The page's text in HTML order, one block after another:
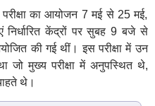
परीक्षा का आयोजन 7 मई से 25 मई,
निर्धारित केंद्रों पर सुबह 9 बजे से
की गई थीं। इस परीक्षा में उन
जो मुख्य परीक्षा में अनुपस्थित थे,
थे।